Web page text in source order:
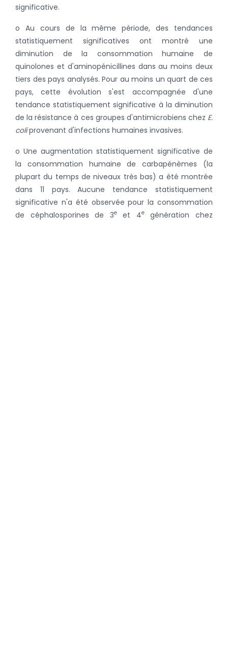
significative.
o Au cours de la même période, des tendances
statistiquement significatives ont montré une
diminution de la consommation humaine de
quinolones et d'aminopénicillines dans au moins deux
tiers des pays analysés. Pour au moins un quart de ces
pays, cette évolution s'est accompagnée d'une
tendance statistiquement significative à la diminution
de la résistance à ces groupes d'antimicrobiens chez E.
coliprovenant d'infections humaines invasives.
o Une augmentation statistiquement significative de
la consommation humaine de carbapénèmes (la
plupart du temps de niveaux très bas) a été montrée
dans 11 pays. Aucune tendance statistiquement
significative n'a été observée pour la consommation
de céphalosporines de 3eet 4egénération chez